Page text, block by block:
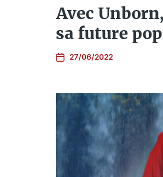
Avec
sa future
27/06/2022